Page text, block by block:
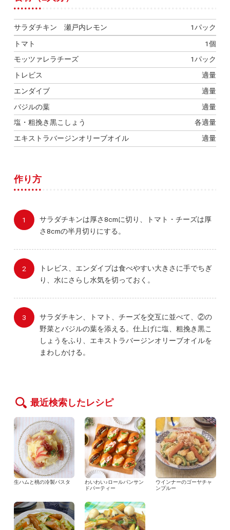
サラダチキン 瀬戸内レモン
1パック
トマト
1個
モッツァレラチーズ
1パック
トレビス
適量
エンダイブ
適量
バジルの葉
適量
塩・粗挽き黒こしょう
各適量
エキストラバージンオリーブオイル
適量
作り方
サラダチキンは厚さ8cmに切り、トマト・チーズは厚
さ8cmの半月切りにする。
トレビス、エンダイブは食べやすい大きさに手でちぎ
り、水にさらし水気を切っておく。
サラダチキン、トマト、チーズを交互に並べて、②の
野菜とバジルの葉を添える。仕上げに塩、粗挽き黒こ
しょうをふり、エキストラバージンオリーブオイルを
まわしかける。
最近検索したレシピ
生ハムと桃の冷製パスタ
わいわい♪ロールパンサン
ドパーティー
ウインナーのゴーヤチャ
ンプルー